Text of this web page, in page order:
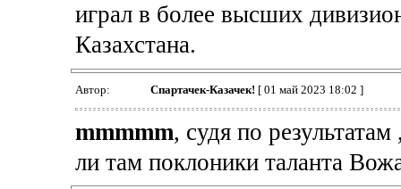
играл в более высших
Казахстана.
Автор: Спартачек-Казачек! [ 01 май 2023 18:02 ]
mmmmm, судя по
ли там поклоники таланта